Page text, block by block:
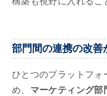
部門間の連携の改善
ひとつのプラットフォ
め、 マーケティング部